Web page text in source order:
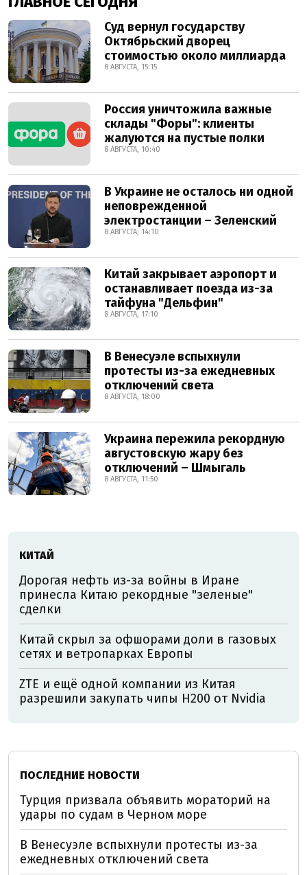
Суд вернул государству
Октябрьский дворец
стоимостью около миллиарда
8 АВГУСТА, 15:15
Россия уничтожила важные
склады "Форы": клиенты
жалуются на пустые полки
8 АВГУСТА, 10:40
В Украине не осталось ни одной
неповрежденной
электростанции – Зеленский
8 АВГУСТА, 14:10
Китай закрывает аэропорт и
останавливает поезда из-за
тайфуна "Дельфин"
8 АВГУСТА, 17:10
В Венесуэле вспыхнули
протесты из-за ежедневных
отключений света
8 АВГУСТА, 18:00
Украина пережила рекордную
августовскую жару без
отключений – Шмыгаль
8 АВГУСТА, 11:50
КИТАЙ
Дорогая нефть из-за войны в Иране
принесла Китаю рекордные "зеленые"
сделки
Китай скрыл за офшорами доли в газовых
сетях и ветропарках Европы
ZTE и ещё одной компании из Китая
разрешили закупать чипы H200 от Nvidia
ПОСЛЕДНИЕ НОВОСТИ
Турция призвала объявить мораторий на
удары по судам в Черном море
В Венесуэле вспыхнули протесты из-за
ежедневных отключений света